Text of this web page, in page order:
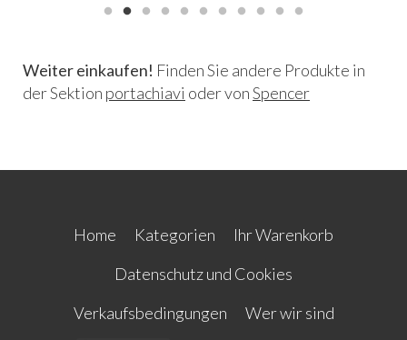
Weiter einkaufen! Finden Sie andere Produkte in
der Sektion portachiavi oder vonSpencer
Home Kategorien
Ihr Warenkorb
Datenschutz und Cookies
Verkaufsbedingungen
Wer wir sind